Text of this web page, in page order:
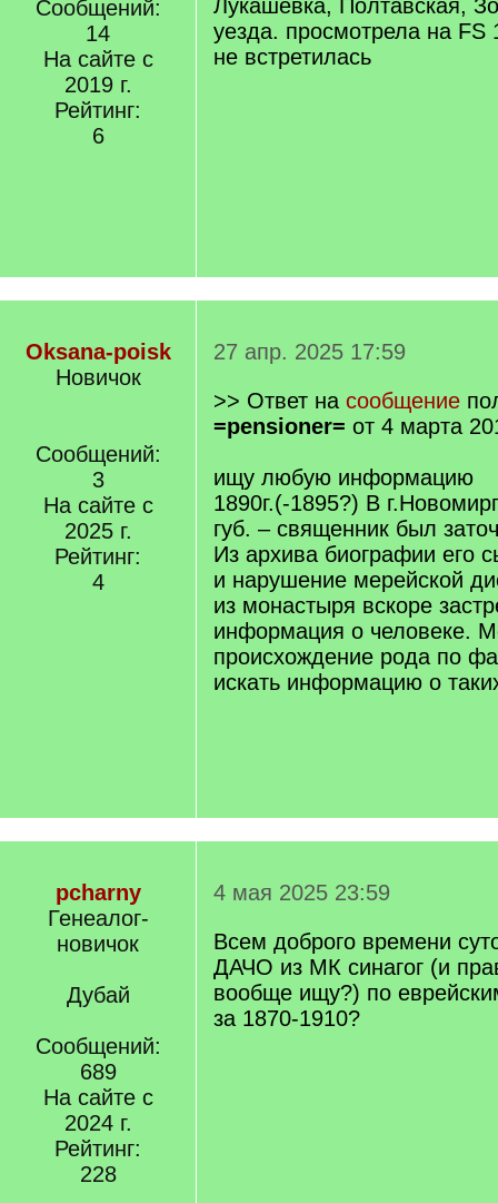
Сообщений:
14
На сайте с
2019 г.
Рейтинг:
6
Лукашевка, Полтавская,
уезда. просмотрела на
не встретилась
Oksana-poisk
Новичок
Сообщений:
3
На сайте с
2025 г.
Рейтинг:
4
27 апр. 2025 17:59
>> Ответ на сообщение
=pensioner= от 4 марта
ищу любую информацию
1890г.(-1895?) В
губ. – священник был
Из архива биографии его
и нарушение мерейской
из монастыря вскоре
информация о человеке.
происхождение рода по
искать информацию о
pcharny
Генеалог-
новичок
Дубай
Сообщений:
689
На сайте с
2024 г.
Рейтинг:
228
4 мая 2025 23:59
Всем доброго времени
ДАЧО из МК синагог (и
вообще ищу?) по
за 1870-1910?